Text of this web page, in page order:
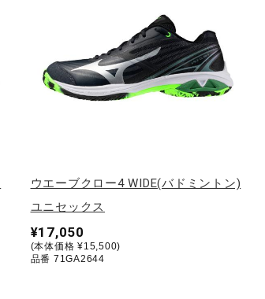
ウエーブクロー4 WIDE(バドミントン)
ユニセックス
¥17,050
(本体価格 ¥15,500)
品番 71GA2644